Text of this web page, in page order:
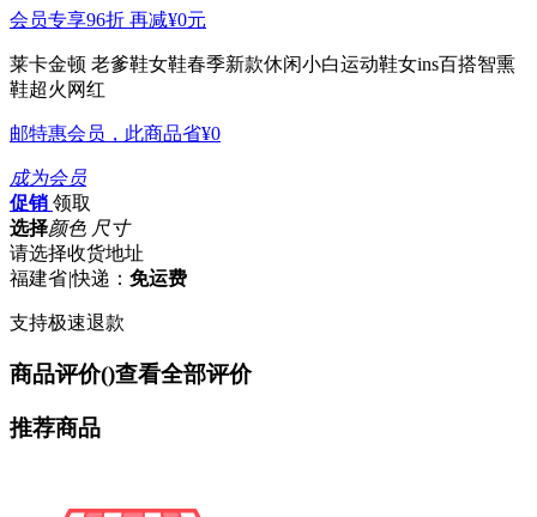
会员专享96折 再减¥0元
莱卡金顿 老爹鞋女鞋春季新款休闲小白运动鞋女ins百搭智熏
鞋超火网红
邮特惠会员，此商品省¥0
成为会员
促销 领取
选择颜色 尺寸
请选择收货地址
福建省|快递： 免运费
支持极速退款
商品评价()查看全部评价
推荐商品